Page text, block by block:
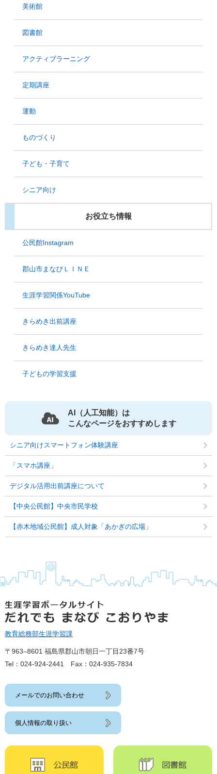
美術館
図書館
アクティブラーニング
定期講座
運動
ものづくり
子ども・子育て
シニア向け
お役立ち情報
公民館Instagram
郡山市まなびＬＩＮＥ
生涯学習関係YouTube
きらめき出前講座
きらめき達人先生
子どもの学習支援
AI（人工知能）は
こんなページをおすすめします
シニア向けスマートフォン体験講座
「スマホ講座」
デジタル活用出前講座について
【中央公民館】中央市民学校
【赤木地域公民館】成人対象「あかぎの広場」
教育総務部生涯学習課
〒963‒8601 福島県郡山市朝日一丁目23番7号
Tel：024-924-2441 Fax：024-935-7834
メールでのお問い合わせ
個人情報の取り扱い